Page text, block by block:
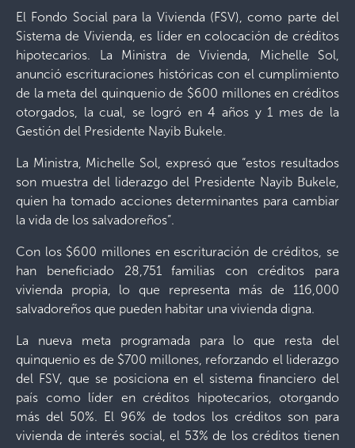
El Fondo Social para la Vivienda (FSV), como parte del
Sistema de Vivienda, es líder en colocación de créditos
hipotecarios. La Ministra de Vivienda, Michelle Sol,
anunció escrituraciones históricas con el cumplimiento
de la meta del quinquenio de $600 millones en créditos
otorgados, la cual, se logró en 4 años y 1 mes de la
Gestión del Presidente Nayib Bukele.
La Ministra, Michelle Sol, expresó que “estos resultados
son muestra del liderazgo del Presidente Nayib Bukele,
quien ha tomado acciones determinantes para cambiar
la vida de los salvadoreños”.
Con los $600 millones en escrituración de créditos, se
han beneficiado 28,751 familias con créditos para
vivienda propia, lo que representa más de 116,000
salvadoreños que pueden habitar una vivienda digna.
La nueva meta programada para lo que resta del
quinquenio es de $700 millones, reforzando el liderazgo
del FSV, que se posiciona en el sistema financiero del
país como líder en créditos hipotecarios, otorgando
más del 50%. El 96% de todos los créditos son para
vivienda de interés social, el 53% de los créditos tienen